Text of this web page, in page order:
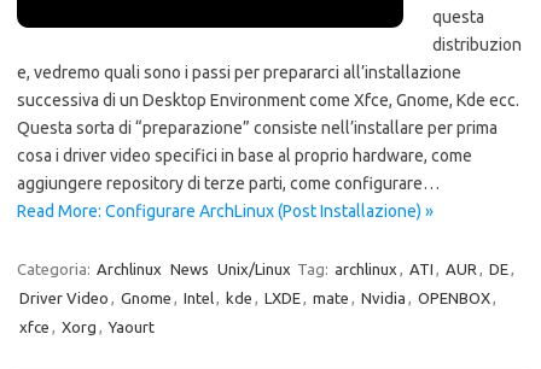
questa
distribuzion
e, vedremo quali sono i passi per prepararci all’installazione
successiva di un Desktop Environment come Xfce, Gnome, Kde ecc.
Questa sorta di “preparazione” consiste nell’installare per prima
cosa i driver video specifici in base al proprio hardware, come
aggiungere repository di terze parti, come configurare…
Read More: Configurare ArchLinux (Post Installazione) »
Categoria: Archlinux News Unix/Linux Tag: archlinux , ATI , AUR , DE,
Driver Video , Gnome , Intel, kde , LXDE, mate , Nvidia , OPENBOX,
xfce , Xorg , Yaourt